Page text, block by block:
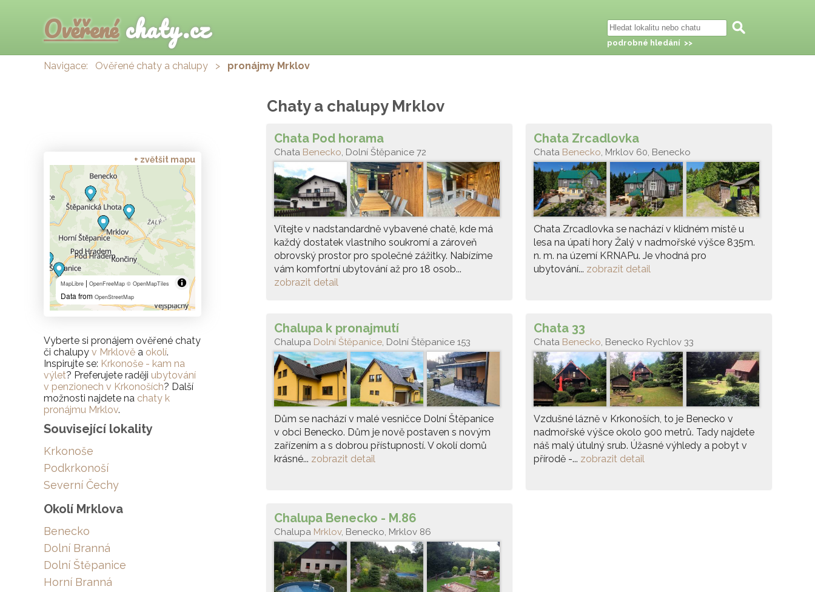
Ověřenéchaty.cz
Navigace: Ověřené chaty a chalupy > pronájmy Mrklov
Chaty a chalupy Mrklov
Chata Pod horama
Chata Benecko, Dolní Štěpanice 72
Vítejte v nadstandardně vybavené chatě, kde má
každý dostatek vlastního soukromí a zároveň
obrovský prostor pro společné zážitky. Nabízíme
vám komfortní ubytování až pro 18 osob...
zobrazit detail
Chata Zrcadlovka
Chata Benecko, Mrklov 60, Benecko
Chata Zrcadlovka se nachází v klidném místě u
lesa na úpatí hory Žalý v nadmořské výšce 835m.
n. m. na území KRNAPu. Je vhodná pro
ubytování... zobrazit detail
Chalupa k pronajmutí
Chalupa Dolní Štěpanice, Dolní Štěpanice 153
Dům se nachází v malé vesničce Dolní Štěpanice
v obci Benecko. Dům je nově postaven s novým
zařízením a s dobrou přístupností. V okolí domů
krásné... zobrazit detail
Chata 33
Chata Benecko, Benecko Rychlov 33
Vzdušné lázně v Krkonoších, to je Benecko v
nadmořské výšce okolo 900 metrů. Tady najdete
náš malý útulný srub. Úžasné výhledy a pobyt v
přírodě -... zobrazit detail
Chalupa Benecko - M.86
Chalupa Mrklov, Benecko, Mrklov 86
+ zvětšit mapu
MapLibre | OpenFreeMap © OpenMapTiles
Data from OpenStreetMap
Vyberte si pronájem ověřené chaty
či chalupy v Mrklově a okolí.
Inspirujte se: Krkonoše - kam na
výlet? Preferujete raději ubytování
v penzionech v Krkonoších? Další
možnosti najdete na chaty k
pronájmu Mrklov.
Související lokality
Krkonoše
Podkrkonoší
Severní Čechy
Okolí Mrklova
Benecko
Dolní Branná
Dolní Štěpanice
Horní Branná
podrobné hledání >>